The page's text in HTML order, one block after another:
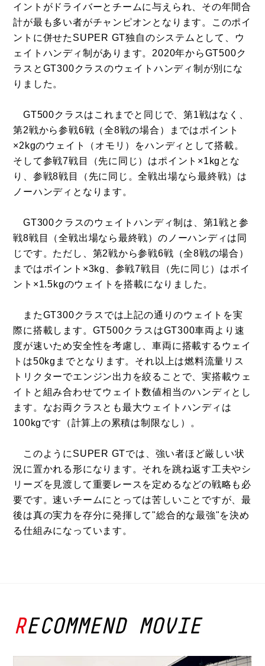
イントがドライバーとチームに与えられ、その年間合
計が最も多い者がチャンピオンとなります。このポイ
ントに併せたSUPER GT独自のシステムとして、ウ
ェイトハンディ制があります。2020年からGT500ク
ラスとGT300クラスのウェイトハンディ制が別にな
りました。
GT500クラスはこれまでと同じで、第1戦はなく、
第2戦から参戦6戦（全8戦の場合）まではポイント
×2kgのウェイト（オモリ）をハンディとして搭載。
そして参戦7戦目（先に同じ）はポイント×1kgとな
り、参戦8戦目（先に同じ。全戦出場なら最終戦）は
ノーハンディとなります。
GT300クラスのウェイトハンディ制は、第1戦と参
戦8戦目（全戦出場なら最終戦）のノーハンディは同
じです。ただし、第2戦から参戦6戦（全8戦の場合）
まではポイント×3kg、参戦7戦目（先に同じ）はポイ
ント×1.5kgのウェイトを搭載になりました。
またGT300クラスでは上記の通りのウェイトを実
際に搭載します。GT500クラスはGT300車両より速
度が速いため安全性を考慮し、車両に搭載するウェイ
トは50kgまでとなります。それ以上は燃料流量リス
トリクターでエンジン出力を絞ることで、実搭載ウェ
イトと組み合わせてウェイト数値相当のハンディとし
ます。なお両クラスとも最大ウェイトハンディは
100kgです（計算上の累積は制限なし）。
このようにSUPER GTでは、強い者ほど厳しい状
況に置かれる形になります。それを跳ね返す工夫やシ
リーズを見渡して重要レースを定めるなどの戦略も必
要です。速いチームにとっては苦しいことですが、最
後は真の実力を存分に発揮して"総合的な最強"を決め
る仕組みになっています。
RECOMMEND MOVIE